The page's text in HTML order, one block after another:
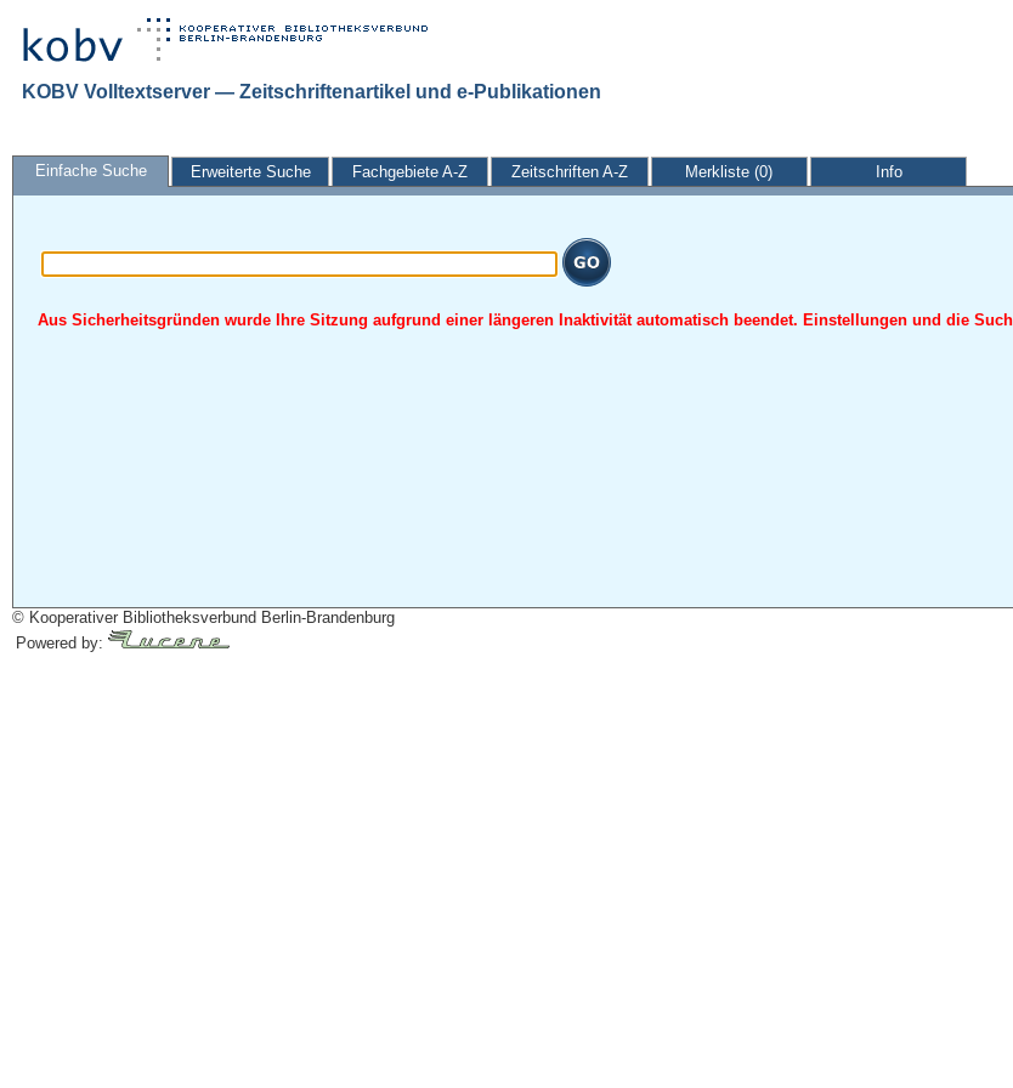
KOBV Volltextserver — Zeitschriftenartikel und e-Publikationen
Einfache Suche Erweiterte Suche Fachgebiete A-Z Zeitschriften A-Z Merkliste (0) Info
Aus Sicherheitsgründen wurde Ihre Sitzung aufgrund einer längeren Inaktivität automatisch beendet. Einstellungen und die
© Kooperativer Bibliotheksverbund Berlin-Brandenburg
Powered by: